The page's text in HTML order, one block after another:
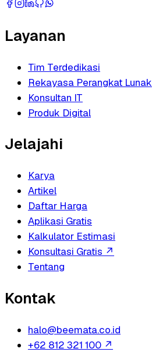
Layanan
Tim Terdedikasi
Rekayasa Perangkat Lunak
Konsultan IT
Produk Digital
Jelajahi
Karya
Artikel
Daftar Harga
Aplikasi Gratis
Kalkulator Estimasi
Konsultasi Gratis ↗
Tentang
Kontak
halo@beemata.co.id
+62 812 321 100 ↗